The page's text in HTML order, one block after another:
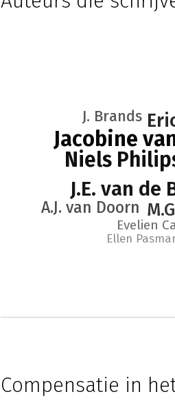
Jacobine
Niels
J.E. van de
A.J. van Doorn
J. Brands
Evelien
Ellen
Compensatie in